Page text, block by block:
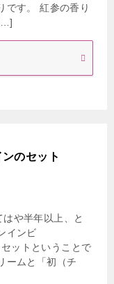
です。 紅参の香り
のセット
や半年以上、と
インビ
ットということで
ームと「初（チ